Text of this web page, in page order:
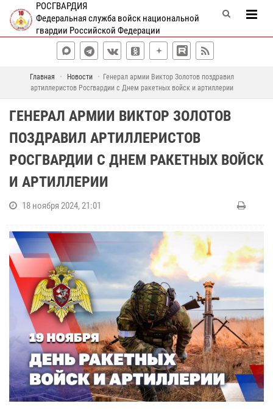
РОСГВАРДИЯ
Федеральная служба войск национальной
гвардии Российской Федерации
Главная Новости
Генерал армии Виктор Золотов поздравил
артиллеристов Росгвардии с Днем ракетных войск и артиллерии
ГЕНЕРАЛ АРМИИ ВИКТОР ЗОЛОТОВ
ПОЗДРАВИЛ АРТИЛЛЕРИСТОВ
РОСГВАРДИИ С ДНЕМ РАКЕТНЫХ ВОЙСК
И АРТИЛЛЕРИИ
18 ноября 2024, 21:01